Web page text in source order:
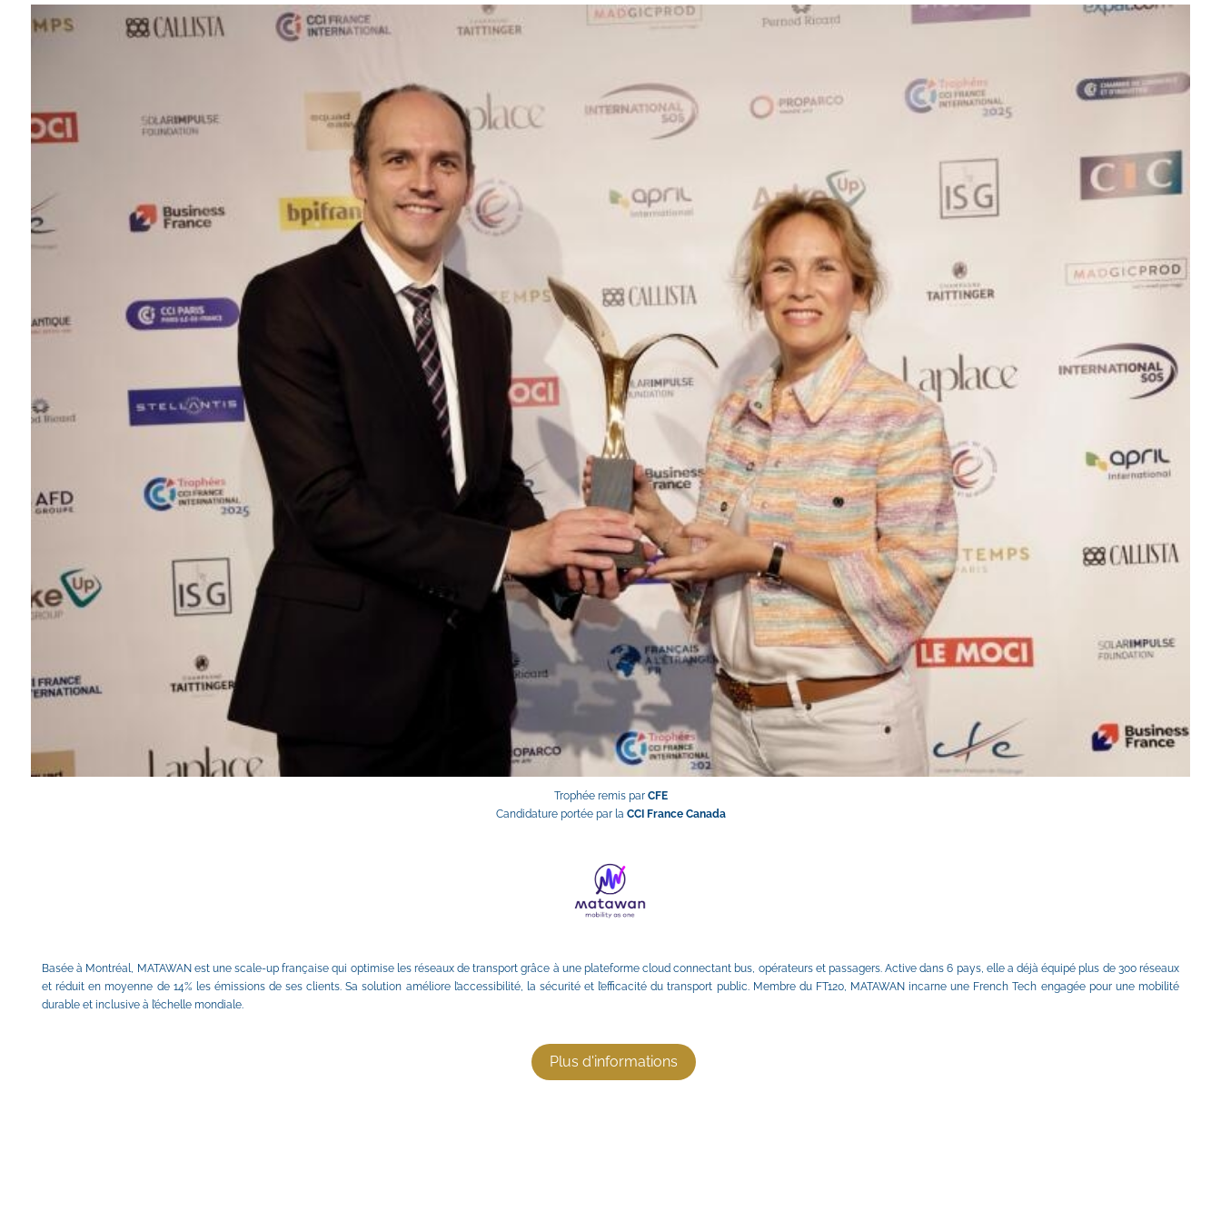
Trophée remis par CFE
Candidature portée par la CCI France Canada
Basée à Montréal, MATAWAN est une scale-up française qui optimise les réseaux de transport grâce à une plateforme cloud connectant bus, opérateurs et passagers. Active dans 6 pays, elle a déjà équipé plus de 300 réseaux
et réduit en moyenne de 14% les émissions de ses clients. Sa solution améliore l’accessibilité, la sécurité et l’efficacité du transport public. Membre du FT120, MATAWAN incarne une French Tech engagée pour une mobilité
durable et inclusive à l’échelle mondiale.
Plus d'informations